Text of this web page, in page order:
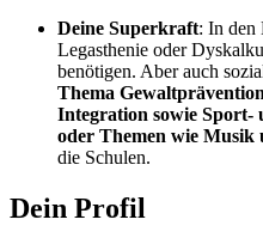
Deine Superkraft: In den
Legasthenie oder
benötigen. Aber auch
Thema
Integration sowie Sport-
oder Themen wie Musik
die Schulen.
Dein Profil